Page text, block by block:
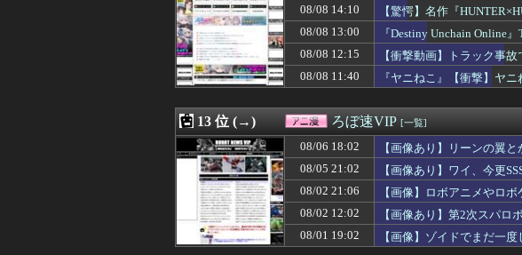
08/07 22:37
【鳴潮】Animester「リンネー」フィギ
08/07 22:34
お盆で一気見すべきアニメ教えてや
08/07 22:33
【謎】雨宮天さん、声優雑誌で搾乳
08/07 22:30
【悲報】お前らアニメにわかが過ぎてこ
08/07 22:28
【画像】エッチなソシャゲキャラ、水着
08/07 22:22
【驚愕】名作『リゼロ』凄い事に気付
08/07 22:05
【エロ漫画】TSエロ漫画主人公「起き
08/07 22:02
※コロニーに雑草は生えるのか？
08/07 22:00
【衝撃】ドラクエ6をとんでもないクオ
08/07 21:59
【ガンダム】難民の老人が地球に来れ
08/07 21:45
「攻殻機動隊」5話感想 人生って厳しい
08/07 21:35
【名探偵プリキュア】エリザさんワンチ
08/07 21:11
まんがタイムきらら2026年9月号が発売
08/07 21:04
【パシフィック・リム】MODEROID「
08/07 21:00
【シャニマス】人魚姫の世界に迷い込
08/08 14:10
【驚愕】名作『
る…
08/08 13:00
『Destiny Unchain Online
08/08 12:15
【衝撃動画】トラック事
08/08 11:40
『ヤニねこ』【衝撃】ヤ
13 位 (→) ろぼ速VIP [一覧]
08/06 18:02
【画像あり】リーンの翼
08/05 21:02
【画像あり】ワイ、今更
08/02 21:06
【画像】ロボアニメやロ
08/02 12:02
【画像あり】第2次スパロ
08/01 19:02
【画像】ゾイドでまだ一